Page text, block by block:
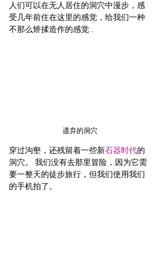
人们可以在无人居住的洞穴中漫步，感
受几年前住在这里的感觉，给我们一种
不那么矫揉造作的感觉 .
遗弃的洞穴
穿过沟壑，还残留着一些新石器时代的
洞穴。 我们没有去那里冒险，因为它需
要一整天的徒步旅行，但我们使用我们
的手机拍了。